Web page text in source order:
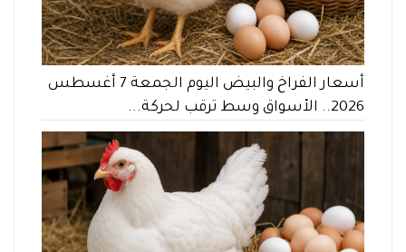
أسعار الفراخ والبيض اليوم الجمعة 7 أغسطس
2026.. الأسواق وسط ترقب لحركة...